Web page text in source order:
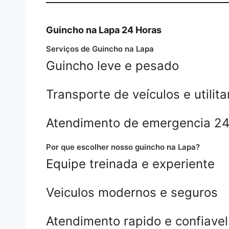
Guincho na Lapa 24 Horas
Serviços de Guincho na Lapa
Guincho leve e pesado
Transporte de veículos e
Atendimento de emergencia
Por que escolher nosso guincho na Lapa?
Equipe treinada e experiente
Veiculos modernos e seguros
Atendimento rapido e confiavel